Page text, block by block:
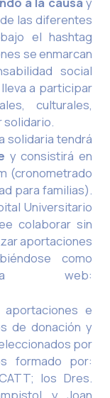
las diferentes
el hashtag
se enmarcan
social
a participar
culturales,
solidario.
solidaria tendrá
y consistirá en
(cronometrado
para familias).
Universitario
colaborar sin
aportaciones
como
web:
e
de donación y
por
formado por:
los Dres.